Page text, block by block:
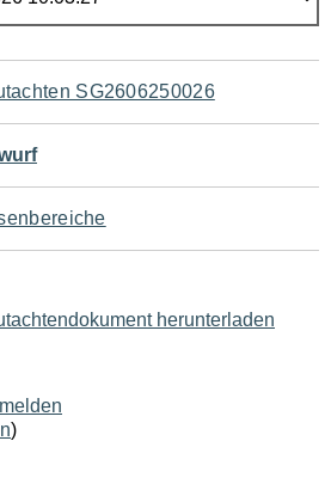
SG2606250026
herunterladen
)